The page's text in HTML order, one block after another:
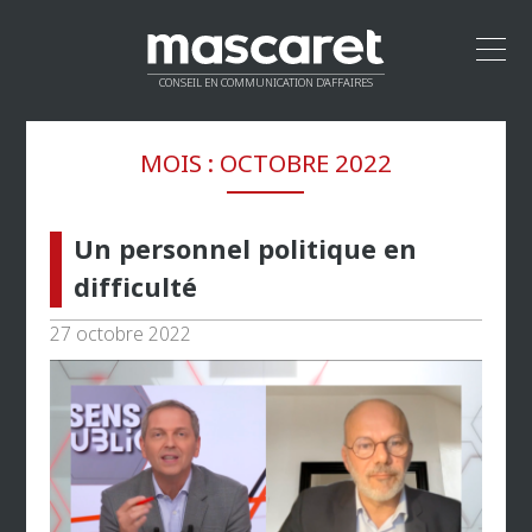
CONSEIL EN COMMUNICATION D’AFFAIRES
PROPOSITION DE VALEUR
RÉSEAU
CONTACT
MOIS : OCTOBRE 2022
Un personnel politique en
difficulté
27 octobre 2022